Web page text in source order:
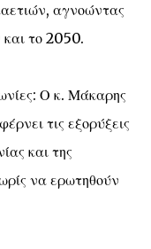
αγνοώντας
και το 2050.
Ο κ. Μάκαρης
τις εξορύξεις
και της
να ερωτηθούν